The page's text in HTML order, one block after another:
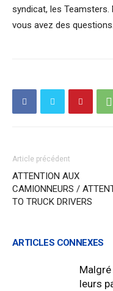
syndicat, les Teamsters.
vous avez des questions.
Article précédent
ATTENTION AUX
CAMIONNEURS /
TO TRUCK DRIVERS
ARTICLES CONNEXES
leurs